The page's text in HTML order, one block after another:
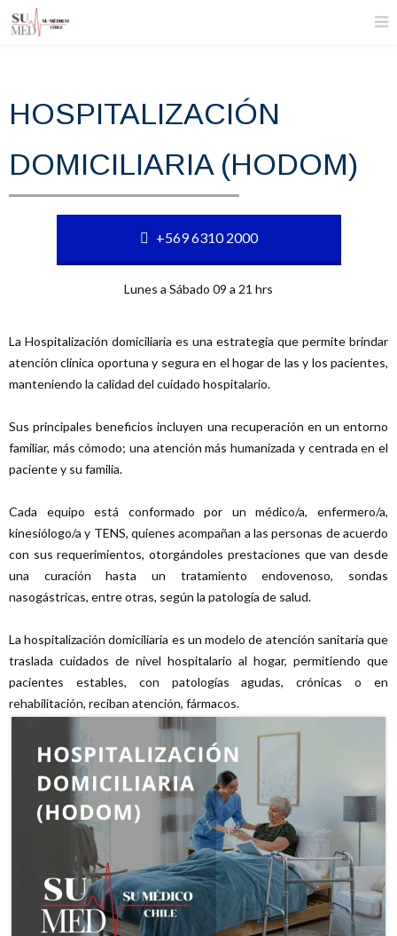
HOSPITALIZACIÓN
DOMICILIARIA (HODOM)
+569 6310 2000
Lunes a Sábado 09 a 21 hrs
La Hospitalización domiciliaria es una estrategia que permite brindar
atención clínica oportuna y segura en el hogar de las y los pacientes,
manteniendo la calidad del cuidado hospitalario.
Sus principales beneficios incluyen una recuperación en un entorno
familiar, más cómodo; una atención más humanizada y centrada en el
paciente y su familia.
Cada equipo está conformado por un médico/a, enfermero/a,
kinesiólogo/a y TENS, quienes acompañan a las personas de acuerdo
con sus requerimientos, otorgándoles prestaciones que van desde
una curación hasta un tratamiento endovenoso, sondas
nasogástricas, entre otras, según la patología de salud.
La hospitalización domiciliaria es un modelo de atención sanitaria que
traslada cuidados de nivel hospitalario al hogar, permitiendo que
pacientes estables, con patologías agudas, crónicas o en
rehabilitación, reciban atención, fármacos.